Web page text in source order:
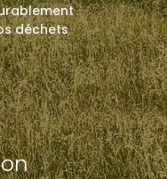
déchets